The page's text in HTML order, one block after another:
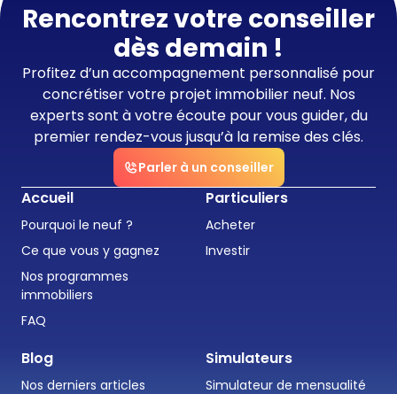
Rencontrez votre conseiller
dès demain !
Profitez d’un accompagnement personnalisé pour
concrétiser votre projet immobilier neuf. Nos
experts sont à votre écoute pour vous guider, du
premier rendez-vous jusqu’à la remise des clés.
Parler à un conseiller
Accueil
Pourquoi le neuf ?
Ce que vous y gagnez
Nos programmes
immobiliers
FAQ
Particuliers
Acheter
Investir
Blog
Nos derniers articles
Simulateurs
Simulateur de mensualité